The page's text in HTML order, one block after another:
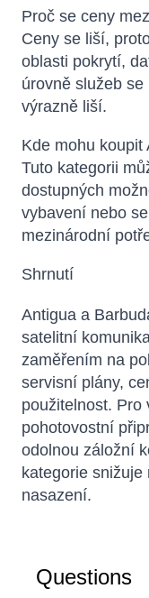
Proč se ceny
Ceny se liší,
oblasti pokrytí,
úrovně služeb
výrazně liší.
Kde mohu koupit
Tuto kategorii
dostupných
vybavení nebo
mezinárodní
Shrnutí
Antigua a
satelitní
zaměřením na
servisní plány,
použitelnost. Pro
pohotovostní
odolnou záložní
kategorie
nasazení.
Questions